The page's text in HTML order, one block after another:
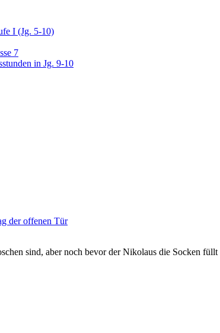
I (Jg. 5-10)
7
in Jg. 9-10
der offenen Tür
sind, aber noch bevor der Nikolaus die Socken